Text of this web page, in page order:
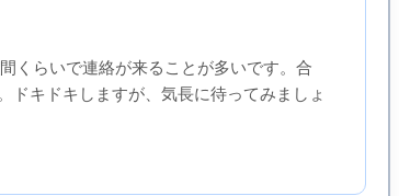
くらいで連絡が来ることが多いです。合
ドキドキしますが、気長に待ってみましょ